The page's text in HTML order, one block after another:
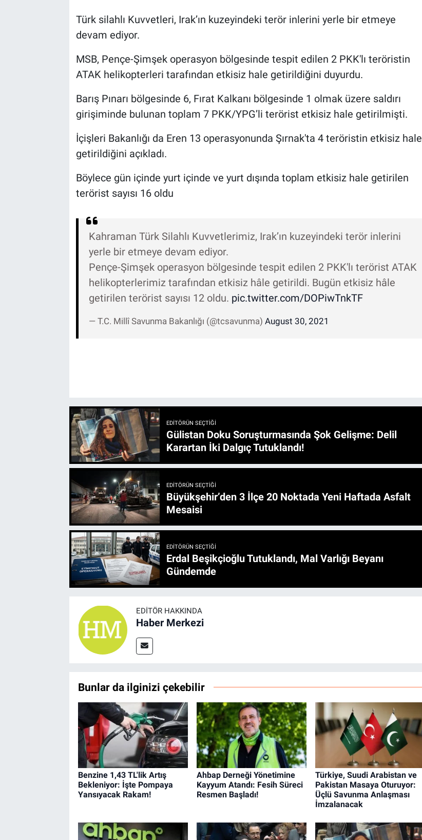
Türk silahlı Kuvvetleri, Irak’ın kuzeyindeki terör inlerini yerle bir etmeye
devam ediyor.
MSB, Pençe-Şimşek operasyon bölgesinde tespit edilen 2 PKK'lı teröristin
ATAK helikopterleri tarafından etkisiz hale getirildiğini duyurdu.
Barış Pınarı bölgesinde 6, Fırat Kalkanı bölgesinde 1 olmak üzere saldırı
girişiminde bulunan toplam 7 PKK/YPG’li terörist etkisiz hale getirilmişti.
İçişleri Bakanlığı da Eren 13 operasyonunda Şırnak'ta 4 teröristin etkisiz hale
getirildiğini açıkladı.
Böylece gün içinde yurt içinde ve yurt dışında toplam etkisiz hale getirilen
terörist sayısı 16 oldu
Kahraman Türk Silahlı Kuvvetlerimiz, Irak’ın kuzeyindeki terör inlerini
yerle bir etmeye devam ediyor.
Pençe-Şimşek operasyon bölgesinde tespit edilen 2 PKK'lı terörist ATAK
helikopterlerimiz tarafından etkisiz hâle getirildi. Bugün etkisiz hâle
getirilen terörist sayısı 12 oldu. pic.twitter.com/DOPiwTnkTF
— T.C. Millî Savunma Bakanlığı (@tcsavunma) August 30, 2021
EDITÖRÜN SEÇTIĞI
Gülistan Doku Soruşturmasında Şok Gelişme: Delil
Karartan İki Dalgıç Tutuklandı!
EDITÖRÜN SEÇTIĞI
Büyükşehir’den 3 İlçe 20 Noktada Yeni Haftada Asfalt
Mesaisi
EDITÖRÜN SEÇTIĞI
Erdal Beşikçioğlu Tutuklandı, Mal Varlığı Beyanı
Gündemde
EDITÖR HAKKINDA
Haber Merkezi
Bunlar da ilginizi çekebilir
Benzine 1,43 TL'lik Artış
Bekleniyor: İşte Pompaya
Yansıyacak Rakam!
Ahbap Derneği Yönetimine
Kayyum Atandı: Fesih Süreci
Resmen Başladı!
Türkiye, Suudi Arabistan ve
Pakistan Masaya Oturuyor:
Üçlü Savunma Anlaşması
İmzalanacak